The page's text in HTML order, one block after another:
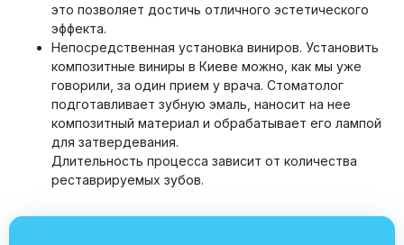
это позволяет достичь отличного эстетического
эффекта.
Непосредственная установка виниров. Установить
композитные виниры в Киеве можно, как мы уже
говорили, за один прием у врача. Стоматолог
подготавливает зубную эмаль, наносит на нее
композитный материал и обрабатывает его лампой
для затвердевания.
Длительность процесса зависит от количества
реставрируемых зубов.